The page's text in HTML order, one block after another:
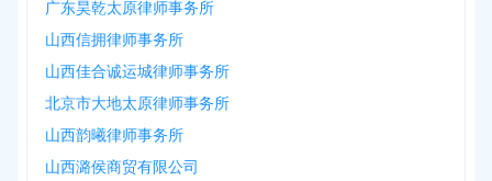
广东昊乾太原律师事务所
山西信拥律师事务所
山西佳合诚运城律师事务所
北京市大地太原律师事务所
山西韵曦律师事务所
山西潞侯商贸有限公司